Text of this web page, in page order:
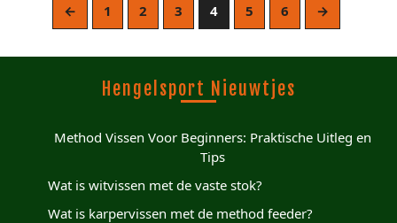
← 1 2 3 4 5 6 →
Hengelsport Nieuwtjes
Method Vissen Voor Beginners: Praktische Uitleg en
Tips
Wat is witvissen met de vaste stok?
Wat is karpervissen met de method feeder?